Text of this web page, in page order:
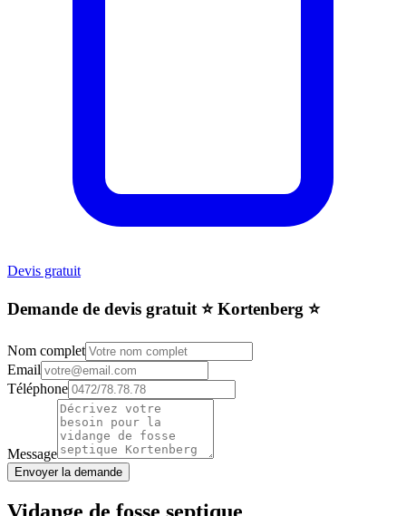
Devis gratuit
Demande de devis gratuit ⭐️ Kortenberg ⭐️
Nom complet
Email
Téléphone
Message
Envoyer la demande